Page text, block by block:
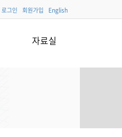
로그인 회원가입 English
자료실